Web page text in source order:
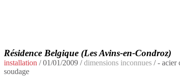
Résidence Belgique (Les Avins-en-Condroz)
installation /01/01/2009 /dimensions inconnues / - acier
soudage